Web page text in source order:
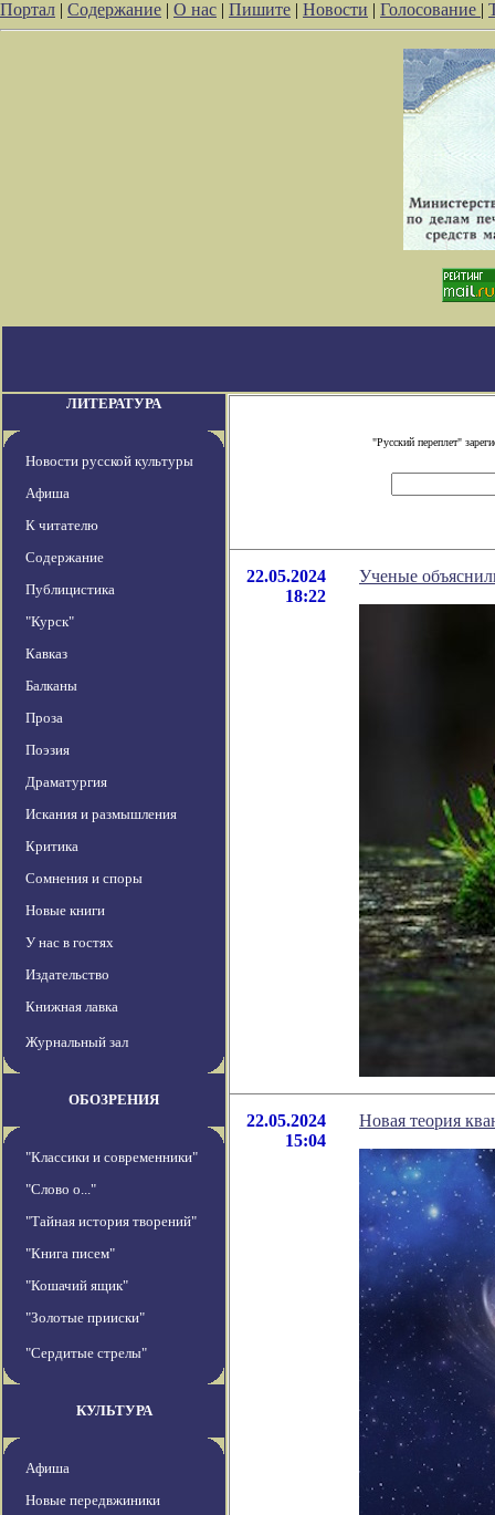
Портал | Содержание | О нас | Пишите | Новости | Голосование |
ЛИТЕРАТУРА
Новости русской культуры
Афиша
К читателю
Содержание
Публицистика
"Курск"
Кавказ
Балканы
Проза
Поэзия
Драматургия
Искания и размышления
Критика
Сомнения и споры
Новые книги
У нас в гостях
Издательство
Книжная лавка
Журнальный зал
ОБОЗРЕНИЯ
"Классики и современники"
"Слово о..."
"Тайная история творений"
"Книга писем"
"Кошачий ящик"
"Золотые прииски"
"Сердитые стрелы"
КУЛЬТУРА
Афиша
Новые передвжиники
"Русский переплет"
22.05.2024
18:22
Ученые
22.05.2024
15:04
Новая теория